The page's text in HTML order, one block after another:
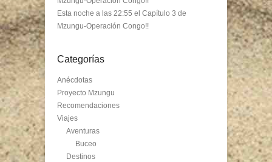
Esta noche a las 22:55 el Capítulo 3 de
Mzungu-Operación Congo!!
Categorías
Anécdotas
Proyecto Mzungu
Recomendaciones
Viajes
Aventuras
Buceo
Destinos